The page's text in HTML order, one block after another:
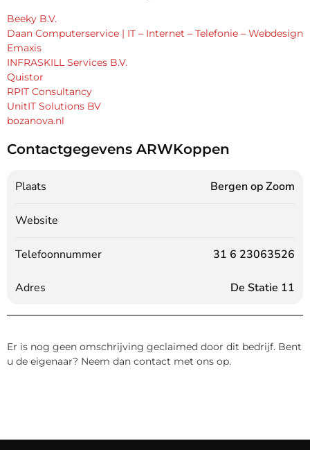
Beeky B.V.
Daan Computerservice | IT – Internet – Telefonie – Webdesign
Emaxis
INFRASKILL Services B.V.
Quistor
RPIT Consultancy
UnitIT Solutions BV
bozanova.nl
Contactgegevens ARWKoppen
Plaats Bergen op Zoom
Website
Telefoonnummer 31 6 23063526
Adres De Statie 11
Er is nog geen omschrijving geclaimed door dit bedrijf. Bent
u de eigenaar? Neem dan contact met ons op.